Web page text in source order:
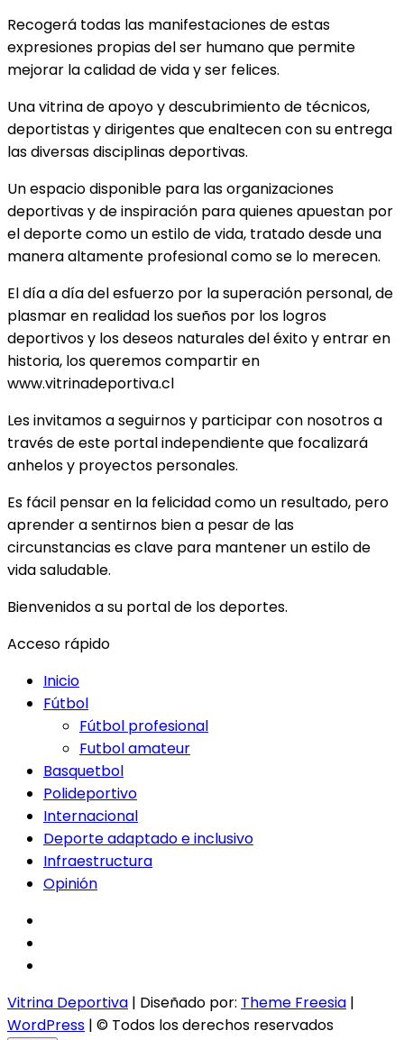
Recogerá todas las manifestaciones de estas
expresiones propias del ser humano que permite
mejorar la calidad de vida y ser felices.
Una vitrina de apoyo y descubrimiento de técnicos,
deportistas y dirigentes que enaltecen con su entrega
las diversas disciplinas deportivas.
Un espacio disponible para las organizaciones
deportivas y de inspiración para quienes apuestan por
el deporte como un estilo de vida, tratado desde una
manera altamente profesional como se lo merecen.
El día a día del esfuerzo por la superación personal, de
plasmar en realidad los sueños por los logros
deportivos y los deseos naturales del éxito y entrar en
historia, los queremos compartir en
www.vitrinadeportiva.cl
Les invitamos a seguirnos y participar con nosotros a
través de este portal independiente que focalizará
anhelos y proyectos personales.
Es fácil pensar en la felicidad como un resultado, pero
aprender a sentirnos bien a pesar de las
circunstancias es clave para mantener un estilo de
vida saludable.
Bienvenidos a su portal de los deportes.
Acceso rápido
Inicio
Fútbol
Fútbol profesional
Futbol amateur
Basquetbol
Polideportivo
Internacional
Deporte adaptado e inclusivo
Infraestructura
Opinión
Vitrina Deportiva | Diseñado por: Theme Freesia |
WordPress | © Todos los derechos reservados